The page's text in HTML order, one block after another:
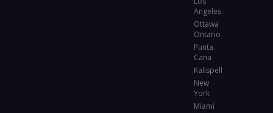
Angeles
Ottawa
Ontario
Punta
Cana
Kalispell
New
York
Miami